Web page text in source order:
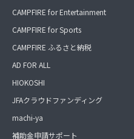
CAMPFIRE for Entertainment
CAMPFIRE for Sports
CAMPFIRE ふるさと納税
AD FOR ALL
HIOKOSHI
JFAクラウドファンディング
machi-ya
補助金申請サポート